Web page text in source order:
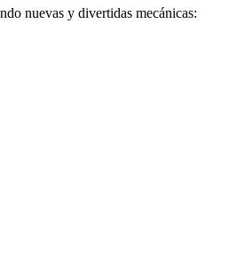
nuevas y divertidas mecánicas: